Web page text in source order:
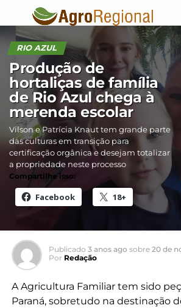
RIO AZUL
Produção de
hortaliças de família
de Rio Azul chega à
merenda escolar
Vilson e Patrícia Knaut tem grande parte
das culturas em transição para
certificação orgânica e desejam totalizar
a propriedade neste processo
Compartilhe isso:
Facebook 18+
Publicado 3 anos ago sobre 20 de
Por Redação
A Agricultura Familiar tem sido
Paraná, sobretudo na destinação